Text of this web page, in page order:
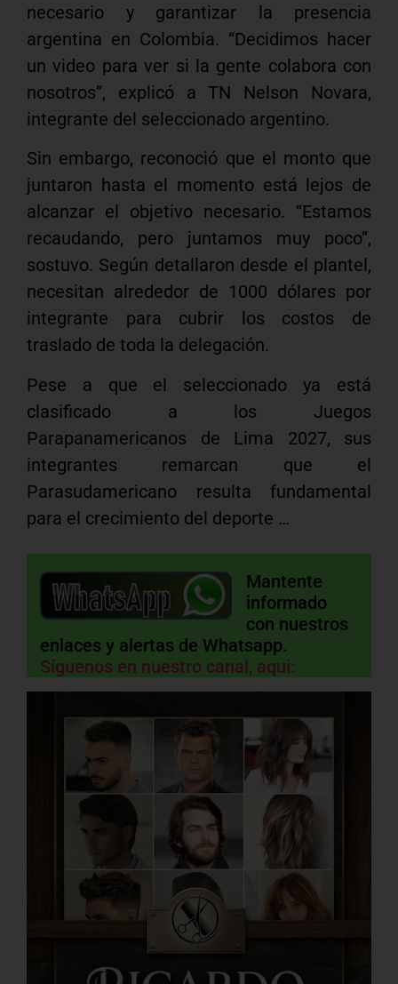
necesario y garantizar la presencia
argentina en Colombia. “Decidimos hacer
un video para ver si la gente colabora con
nosotros”, explicó a TN Nelson Novara,
integrante del seleccionado argentino.
Sin embargo, reconoció que el monto que
juntaron hasta el momento está lejos de
alcanzar el objetivo necesario. “Estamos
recaudando, pero juntamos muy poco”,
sostuvo. Según detallaron desde el plantel,
necesitan alrededor de 1000 dólares por
integrante para cubrir los costos de
traslado de toda la delegación.
Pese a que el seleccionado ya está
clasificado a los Juegos
Parapanamericanos de Lima 2027, sus
integrantes remarcan que el
Parasudamericano resulta fundamental
para el crecimiento del deporte …
Mantente
informado
con nuestros
enlaces y alertas de Whatsapp.
Síguenos en nuestro canal, aqui: